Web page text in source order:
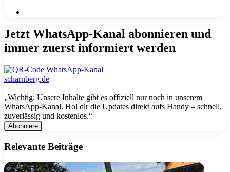
Jetzt WhatsApp-Kanal abonnieren und
immer zuerst informiert werden
„Wichtig: Unsere Inhalte gibt es offiziell nur noch in unserem
WhatsApp-Kanal. Hol dir die Updates direkt aufs Handy – schnell,
zuverlässig und kostenlos.“
E-
Mail
Adresse
Relevante Beiträge